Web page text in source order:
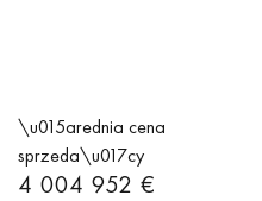
\u015arednia cena
sprzeda\u017cy
4 004 952 €